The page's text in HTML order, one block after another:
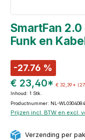
SmartFan
Funk en
-27.76 %
€ 23,40* € 32,39*
Inhoud: 1 Stk.
Productnummer: NL-WL0304084
Prijzen incl. BTW en excl.
Verzending per